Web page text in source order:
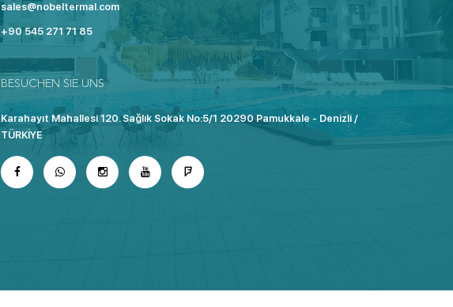
sales@nobeltermal.com
+90 545 271 71 85
BESUCHEN SIE UNS
Karahayıt Mahallesi 120. Sağlık Sokak No:5/1 20290 Pamukkale - Denizli /
TÜRKİYE